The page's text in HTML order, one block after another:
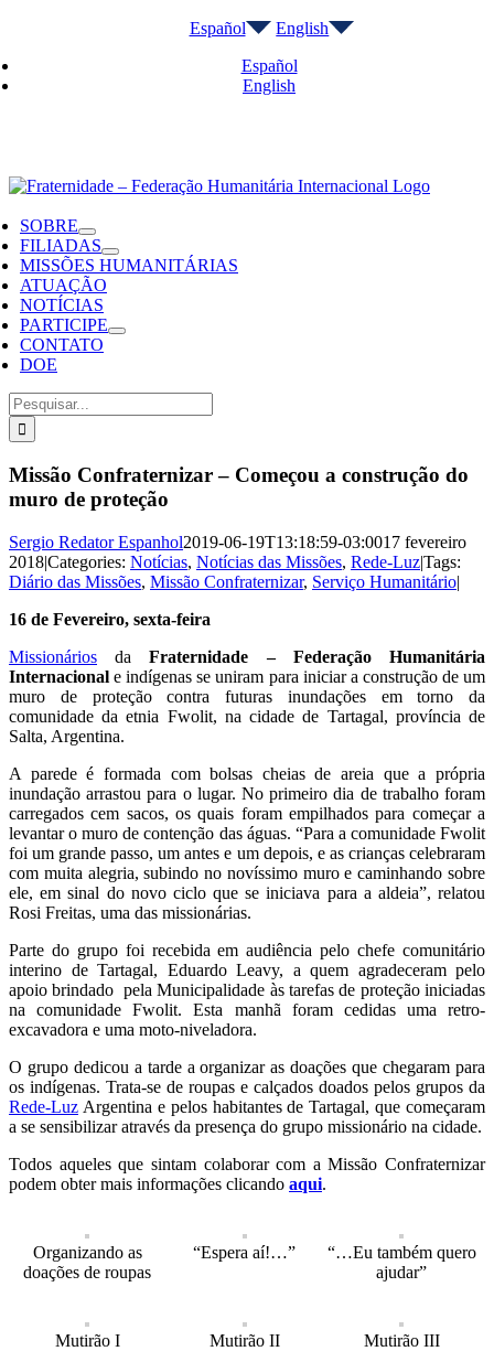
Español
English
Español
English
SOBRE
FILIADAS
MISSÕES HUMANITÁRIAS
ATUAÇÃO
NOTÍCIAS
PARTICIPE
CONTATO
DOE
Buscar
resultados
para:
Missão Confraternizar – Começou a construção do
muro de proteção
Sergio Redator Espanhol2019-06-19T13:18:59-03:0017 fevereiro
2018|Categories: Notícias, Notícias das Missões, Rede-Luz|Tags:
Diário das Missões, Missão Confraternizar, Serviço Humanitário|
16 de Fevereiro, sexta-feira
Missionários da Fraternidade – Federação Humanitária
Internacional e indígenas se uniram para iniciar a construção de um
muro de proteção contra futuras inundações em torno da
comunidade da etnia Fwolit, na cidade de Tartagal, província de
Salta, Argentina.
A parede é formada com bolsas cheias de areia que a própria
inundação arrastou para o lugar. No primeiro dia de trabalho foram
carregados cem sacos, os quais foram empilhados para começar a
levantar o muro de contenção das águas. “Para a comunidade Fwolit
foi um grande passo, um antes e um depois, e as crianças celebraram
com muita alegria, subindo no novíssimo muro e caminhando sobre
ele, em sinal do novo ciclo que se iniciava para a aldeia”, relatou
Rosi Freitas, uma das missionárias.
Parte do grupo foi recebida em audiência pelo chefe comunitário
interino de Tartagal, Eduardo Leavy, a quem agradeceram pelo
apoio brindado pela Municipalidade às tarefas de proteção iniciadas
na comunidade Fwolit. Esta manhã foram cedidas uma retro-
excavadora e uma moto-niveladora.
O grupo dedicou a tarde a organizar as doações que chegaram para
os indígenas. Trata-se de roupas e calçados doados pelos grupos da
Rede-Luz Argentina e pelos habitantes de Tartagal, que começaram
a se sensibilizar através da presença do grupo missionário na cidade.
Todos aqueles que sintam colaborar com a Missão Confraternizar
podem obter mais informações clicando aqui.
Organizando as
doações de roupas
“Espera aí!…”
“…Eu também quero
ajudar”
Mutirão I Mutirão II Mutirão III